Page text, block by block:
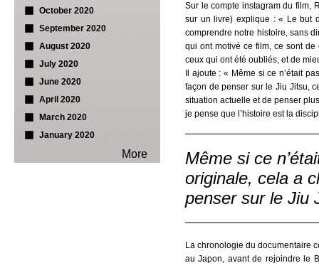
October 2020
September 2020
August 2020
July 2020
June 2020
April 2020
March 2020
January 2020
More
Sur le compte instagram du film,
sur un livre) explique : « Le but
comprendre notre histoire, sans
qui ont motivé ce film, ce sont de
ceux qui ont été oubliés, et de
Il ajoute : « Même si ce n’était
façon de penser sur le Jiu Jitsu,
situation actuelle et de penser
je pense que l’histoire est la
Même si ce
originale, cela a
penser sur le Jiu
La chronologie du documentaire
au Japon, avant de rejoindre le